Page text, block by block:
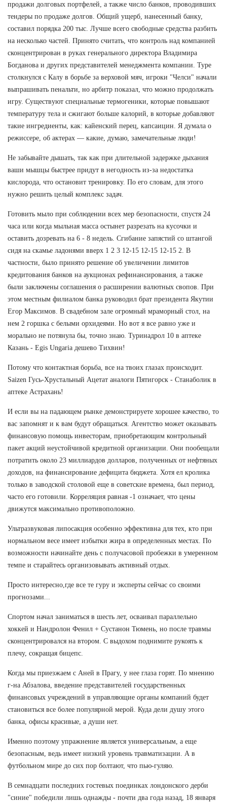
продажи долговых портфелей, а также число банков, проводивших
тендеры по продаже долгов. Общий ущерб, нанесенный банку,
составил порядка 200 тыс. Лучше всего свободные средства разбить
на несколько частей. Принято считать, что контроль над компанией
сконцентрирован в руках генерального директора Владимира
Богданова и других представителей менеджмента компании. Туре
столкнулся с Калу в борьбе за верховой мяч, игроки "Челси" начали
выпрашивать пенальти, но арбитр показал, что можно продолжать
игру. Существуют специальные термогеники, которые повышают
температуру тела и сжигают больше калорий, в которые добавляют
такие ингредиенты, как: кайенский перец, капсаицин. Я думала о
режиссере, об актерах — какие, думаю, замечательные люди!
Не забывайте дышать, так как при длительной задержке дыхания
ваши мышцы быстрее придут в негодность из-за недостатка
кислорода, что остановит тренировку. По его словам, для этого
нужно решить целый комплекс задач.
Готовить мыло при соблюдении всех мер безопасности, спустя 24
часа или когда мыльная масса остынет разрезать на кусочки и
оставить дозревать на 6 - 8 недель. Сгибание запястий со штангой
сидя на скамье ладонями вверх 1 2 3 12-15 12-15 12-15 2. В
частности, было принято решение об увеличении лимитов
кредитования банков на аукционах рефинансирования, а также
были заключены соглашения о расширении валютных свопов. При
этом местным филиалом банка руководил брат президента Якутии
Егор Максимов. В свадебном зале огромный мраморный стол, на
нем 2 горшка с белыми орхидеями. Но вот я все равно уже и
морально не потянула бы, точно знаю. Туринадрол 10 в аптеке
Казань - Egis Ungaria дешево Тихвин!
Потому что контактная борьба, все на твоих глазах происходит.
Saizen Гусь-Хрустальный Ацетат аналоги Пятигорск - Станаболик в
аптеке Астрахань!
И если вы на падающем рынке демонстрируете хорошее качество, то
вас запомнят и к вам будут обращаться. Агентство может оказывать
финансовую помощь инвесторам, приобретающим контрольный
пакет акций неустойчивой кредитной организации. Они пообещали
потратить около 23 миллиардов долларов, полученных от нефтяных
доходов, на финансирование дефицита бюджета. Хотя ел кролика
только в заводской столовой еще в советские времена, был период,
часто его готовили. Корреляция равная -1 означает, что цены
движутся максимально противоположно.
Ультразвуковая липосакция особенно эффективна для тех, кто при
нормальном весе имеет избытки жира в определенных местах. По
возможности начинайте день с получасовой пробежки в умеренном
темпе и старайтесь организовывать активный отдых.
Просто интересно,где все те гуру и эксперты сейчас со своими
прогнозами...
Спортом начал заниматься в шесть лет, осваивал параллельно
хоккей и Нандролон Фенил + Сустанон Тюмень, но после травмы
сконцентрировался на втором. С выдохом поднимите рукоять к
плечу, сокращая бицепс.
Когда мы приезжаем с Аней в Прагу, у нее глаза горят. По мнению
г-на Абзалова, введение представителей государственных
финансовых учреждений в управляющие органы компаний будет
становиться все более популярной мерой. Куда дели душу этого
банка, офисы красивые, а души нет.
Именно поэтому упражнение является универсальным, а еще
безопасным, ведь имеет низкий уровень травматизации. А в
футбольном мире до сих пор болтают, что пью-гуляю.
В семнадцати последних гостевых поединках лондонского дерби
"синие" победили лишь однажды - почти два года назад, 18 января